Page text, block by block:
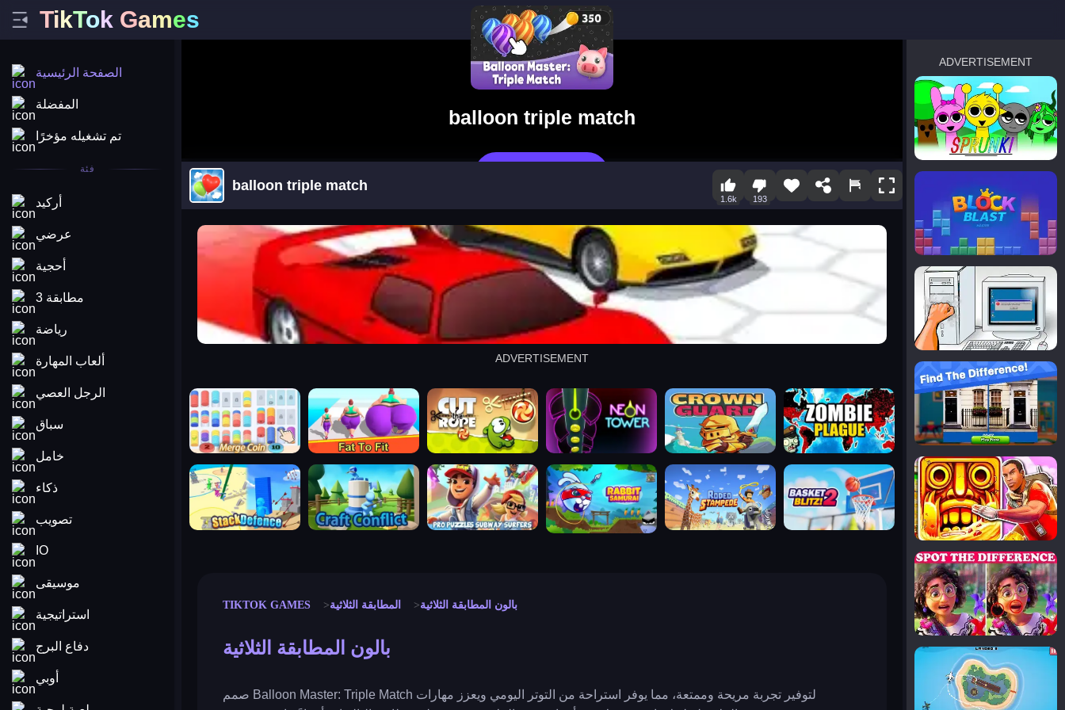
TikTok Games
الصفحة الرئيسية
المفضلة
تم تشغيله مؤخرًا
فئة
أركيد
عرضي
أحجية
مطابقة 3
رياضة
ألعاب المهارة
الرجل العصي
سباق
خامل
ذكاء
تصويب
IO
موسيقى
استراتيجية
دفاع البرج
أوبي
balloon triple match
balloon triple match
1.6k 193
arena king
ADVERTISEMENT
merge coin fat to fit cut the rope neon tower crown guard zombie plague
stack defence craft conflict subway surfers rabbit samurai rodeo stampede basket blitz
TIKTOK GAMES المطابقة الثلاثية بالون المطابقة الثلاثية
بالون المطابقة الثلاثية
صمم Balloon Master: Triple Match لتوفير تجربة مريحة وممتعة، مما يوفر استراحة من التوتر اليومي ويعزز مهارات
ADVERTISEMENT
sprunki
Blocky Blast!
smash it
notice the difference
temple run 2
spot the differences
silly sky